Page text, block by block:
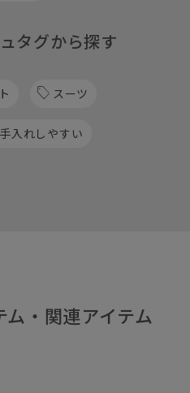
タグから探す
スーツ
入れしやすい
・関連アイテム